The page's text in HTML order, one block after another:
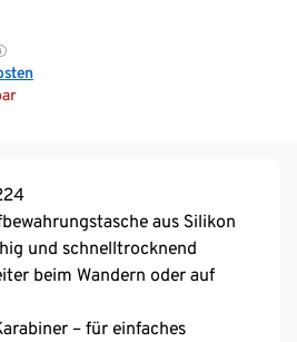
aus Silikon
und schnelltrocknend
beim Wandern oder auf
– für einfaches